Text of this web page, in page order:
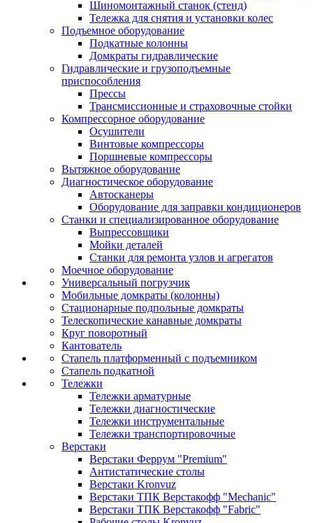
Шиномонтажный станок (стенд)
Тележка для снятия и установки колес
Подъемное оборудование
Подкатные колонны
Домкраты гидравлические
Гидравлические и грузоподъемные
приспособления
Прессы
Трансмиссионные и страховочные стойки
Компрессорное оборудование
Осушители
Винтовые компрессоры
Поршневые компрессоры
Вытяжное оборудование
Диагностическое оборудование
Автосканеры
Оборудование для заправки кондиционеров
Станки и специализированное оборудование
Выпрессовщики
Мойки деталей
Станки для ремонта узлов и агрегатов
Моечное оборудование
Универсальный погрузчик
Мобильные домкраты (колонны)
Стационарные подпольные домкраты
Телескопические канавные домкраты
Круг поворотный
Кантователь
Стапель платформенный с подъемником
Стапель подкатной
Тележки
Тележки арматурные
Тележки диагностические
Тележки инструментальные
Тележки транспортировочные
Верстаки
Верстаки Феррум "Premium"
Антистатические столы
Верстаки Kronvuz
Верстаки ТПК Верстакофф "Mechanic"
Верстаки ТПК Верстакофф "Fabric"